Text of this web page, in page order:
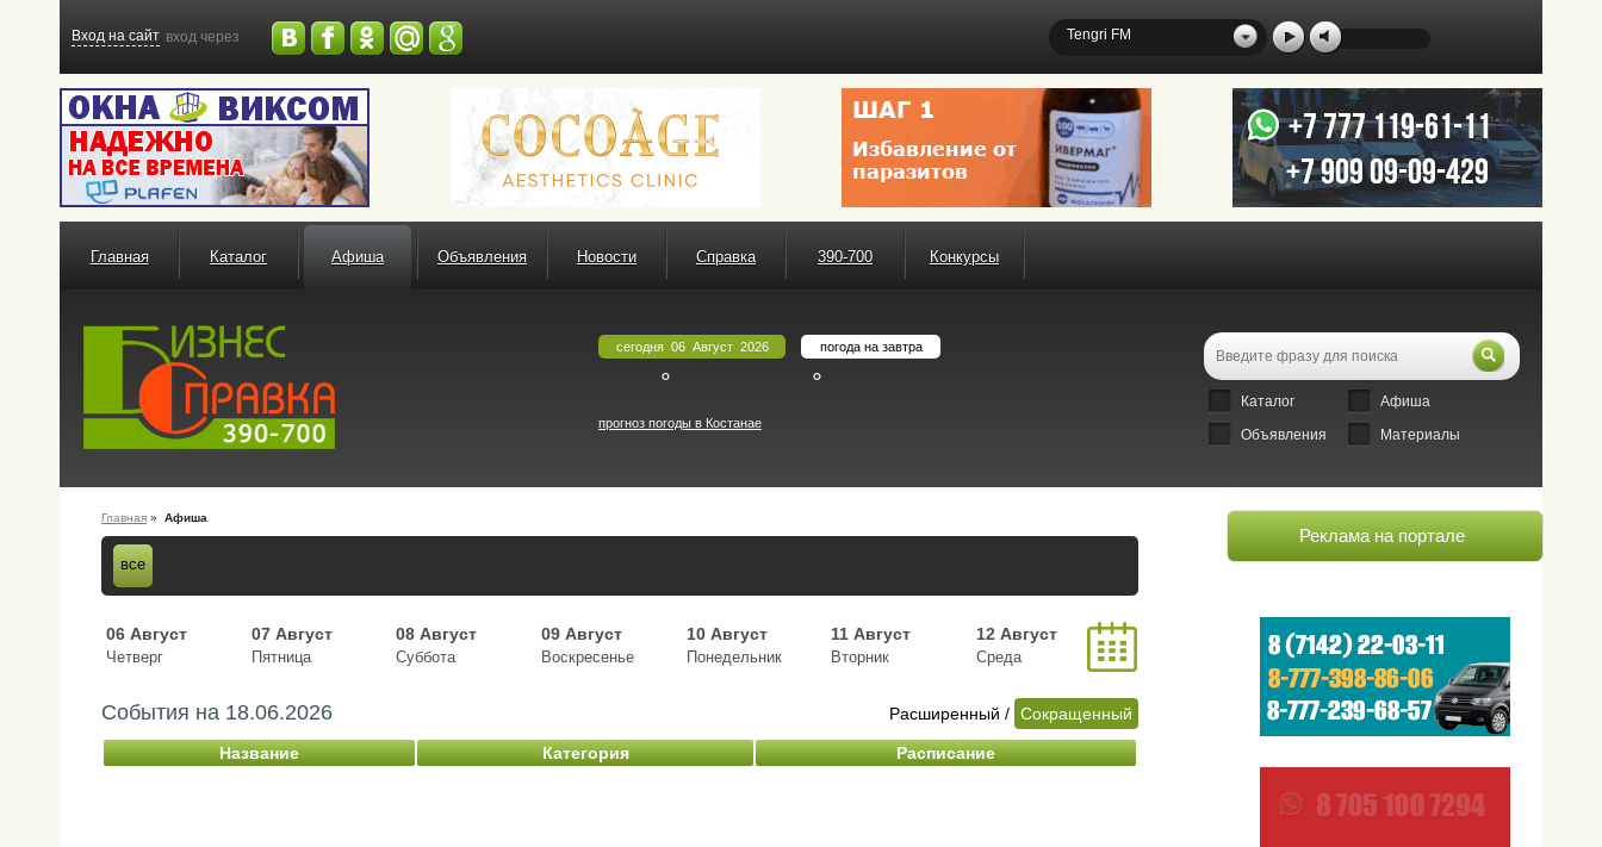
Вход на сайт вход через Tengri FM
Главная Каталог Афиша Объявления Новости Справка 390-700 Конкурсы
сегодня 06 Август 2026
°
погода на завтра
°
прогноз погоды в Костанае
Каталог
Афиша
Объявления
Материалы
Главная » Афиша
все
06 Август
Четверг
07 Август
Пятница
08 Август
Суббота
09 Август
Воскресенье
10 Август
Понедельник
11 Август
Вторник
12 Август
Среда
События на 18.06.2026 Расширенный / Сокращенный
Название Категория Расписание
Реклама на портале